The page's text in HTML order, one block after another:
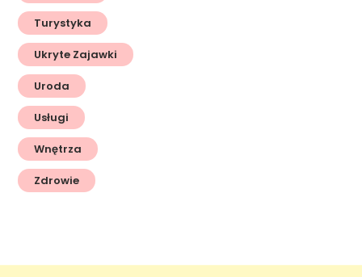
Turystyka
Ukryte Zajawki
Uroda
Usługi
Wnętrza
Zdrowie